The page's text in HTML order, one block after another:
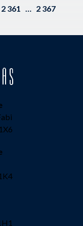
2 361 … 2 367